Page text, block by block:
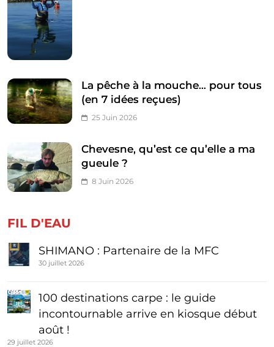
La pêche à la mouche… pour tous
(en 7 idées reçues)
25 Juin 2026
Chevesne, qu’est ce qu’elle a ma
gueule ?
8 Juin 2026
FIL D'EAU
SHIMANO : Partenaire de la MFC
30 juillet 2026
100 destinations carpe : le guide
incontournable arrive en kiosque début
août !
29 juillet 2026